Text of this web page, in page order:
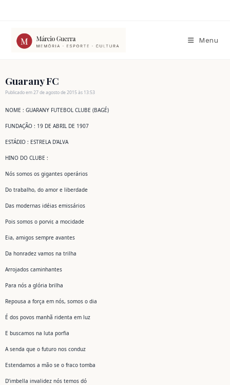
conteúdo
Menu
Guarany FC
Publicado em 27 de agosto de 2015 às 13:53
NOME : GUARANY FUTEBOL CLUBE (BAGÉ)
FUNDAÇÃO : 19 DE ABRIL DE 1907
ESTÁDIO : ESTRELA D’ALVA
HINO DO CLUBE :
Nós somos os gigantes operários
Do trabalho, do amor e liberdade
Das modernas idéias emissários
Pois somos o porvir, a mocidade
Eia, amigos sempre avantes
Da honradez vamos na trilha
Arrojados caminhantes
Para nós a glória brilha
Repousa a força em nós, somos o dia
É dos povos manhã ridenta em luz
E buscamos na luta porfia
A senda que o futuro nos conduz
Estendamos a mão se o fraco tomba
D’imbella invalidez nós temos dó